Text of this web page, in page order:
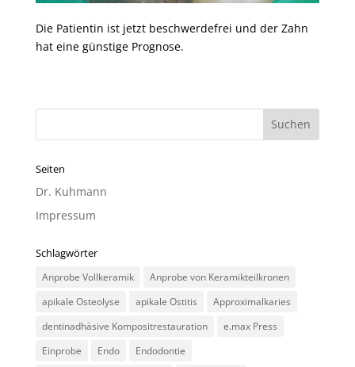
Die Patientin ist jetzt beschwerdefrei und der Zahn
hat eine günstige Prognose.
Seiten
Dr. Kuhmann
Impressum
Schlagwörter
Anprobe Vollkeramik
Anprobe von Keramikteilkronen
apikale Osteolyse
apikale Ostitis
Approximalkaries
dentinadhäsive Kompositrestauration
e.max Press
Einprobe
Endo
Endodontie